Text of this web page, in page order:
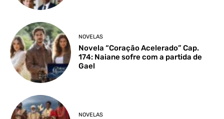
NOVELAS
Novela “Coração Acelerado” Cap.
174: Naiane sofre com a partida de
Gael
NOVELAS